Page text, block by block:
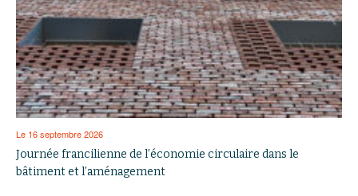
Le 16 septembre 2026
Journée francilienne de l’économie circulaire dans le
bâtiment et l’aménagement